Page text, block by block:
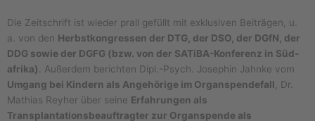
Die Zeitschrift ist wieder prall gefüllt mit exklusiven Beiträgen, u.
a. von den Herbstkongressen der DTG, der DSO, der DGfN, der
DDG sowie der DGFG (bzw. von der SATiBA-Konferenz in Süd­
afrika)
. Außerdem berichten Dipl.-Psych. Josephin Jahnke vom
Umgang bei Kindern als Angehörige im Organspendefall , Dr.
Mathias Reyher über seine Erfahrungen als
Transplantationsbeauftragter zur Organspende als